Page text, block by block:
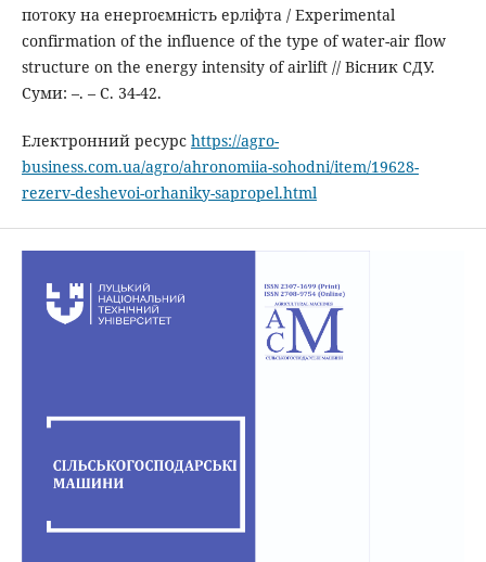
потоку на енергоємність ерліфта / Experimental
confirmation of the influence of the type of water-air flow
structure on the energy intensity of airlift // Вісник СДУ.
Суми: –. – С. 34-42.
Електронний ресурс https://agro-
business.com.ua/agro/ahronomiia-sohodni/item/19628-
rezerv-deshevoi-orhaniky-sapropel.html